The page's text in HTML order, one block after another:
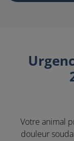
Votre animal
douleur